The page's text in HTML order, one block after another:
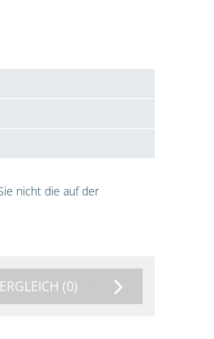
nicht die auf der
(0)